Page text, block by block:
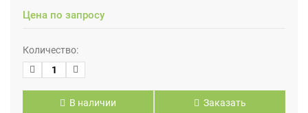
Цена по запросу
Количество:
В наличии Заказать